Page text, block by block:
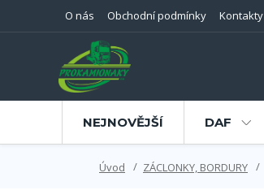
O nás Obchodní podmínky Kontakty
NEJNOVĚJŠÍ DAF
Úvod ZÁCLONKY, BORDURY